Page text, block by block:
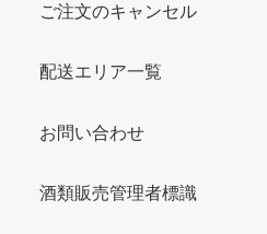
ご注文のキャンセル
配送エリア一覧
お問い合わせ
酒類販売管理者標識